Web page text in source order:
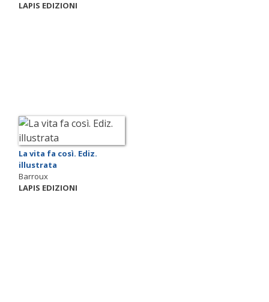
LAPIS EDIZIONI
La vita fa così. Ediz.
illustrata
Barroux
LAPIS EDIZIONI